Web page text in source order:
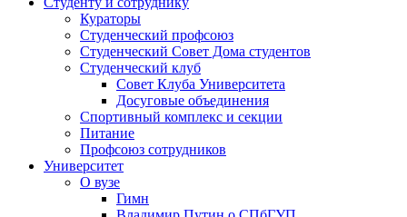
Кураторы
Студенческий профсоюз
Студенческий Совет Дома студентов
Студенческий клуб
Совет Клуба Университета
Досуговые объединения
Спортивный комплекс и секции
Питание
Профсоюз сотрудников
Университет
О вузе
Гимн